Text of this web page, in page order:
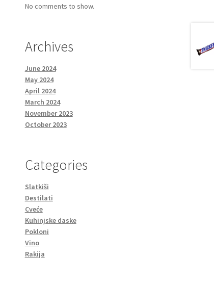
No comments to show.
Archives
June 2024
May 2024
April 2024
March 2024
November 2023
October 2023
Categories
Slatkiši
Destilati
Cveće
Kuhinjske daske
Pokloni
Vino
Rakija